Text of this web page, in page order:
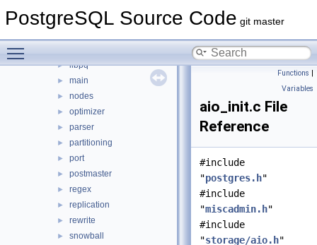
PostgreSQL Source Code git master
► foreign
► libpq
► main
► nodes
► optimizer
► parser
► partitioning
► port
► postmaster
► regex
► replication
► rewrite
► snowball
Functions |
Variables
aio_init.c File
Reference
#include
"postgres.h"
#include
"miscadmin.h"
#include
"storage/aio.h"